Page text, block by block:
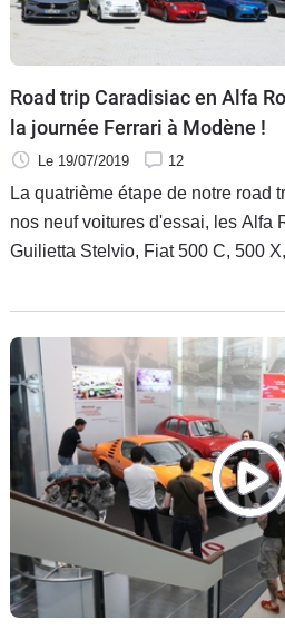
Road trip Caradisiac en Alfa
la journée Ferrari à Modène !
Le 19/07/2019 12
La quatrième étape de notre road
nos neuf voitures d'essai, les Alfa
Guilietta Stelvio, Fiat 500 C, 500
plus prestigieuse du monde,